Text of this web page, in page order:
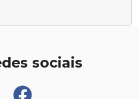
sociais